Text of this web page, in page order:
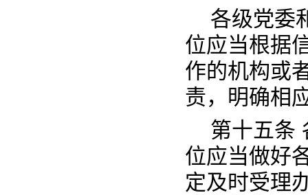
各级党委
位应当根据
作的机构或
责，明确相
第十五条
位应当做好
定及时受理